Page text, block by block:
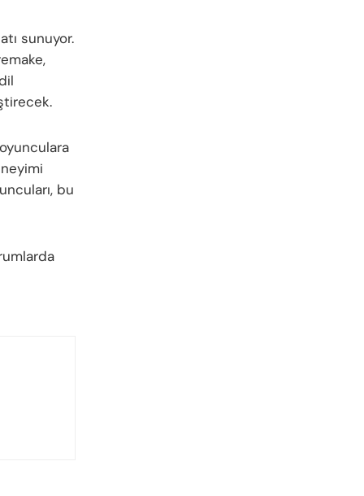
sunuyor.
bu